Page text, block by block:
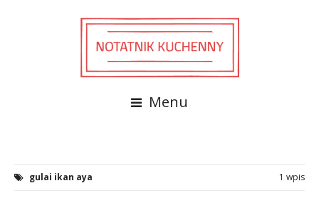
Menu
gulai ikan aya 1 wpis